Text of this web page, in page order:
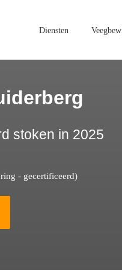
Diensten
stoken in 2025
- gecertificeerd)